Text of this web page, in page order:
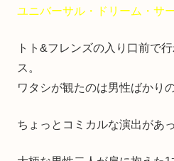
ユニバーサル・ドリーム・サ
トト&フレンズの入り口前で
ス。
ワタシが観たのは男性ばかり
ちょっとコミカルな演出があ